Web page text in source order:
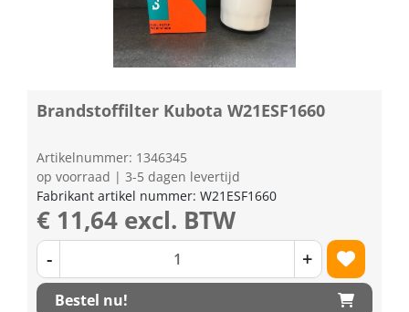
Brandstoffilter Kubota W21ESF1660
Artikelnummer: 1346345
op voorraad | 3-5 dagen levertijd
Fabrikant artikel nummer: W21ESF1660
€ 11,64 excl. BTW
- +
Bestel nu!